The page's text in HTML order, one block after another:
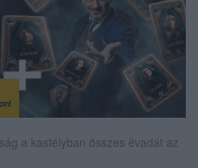
a kastélyban összes évadát az